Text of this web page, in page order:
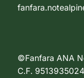
©Fanfara ANA
C.F.